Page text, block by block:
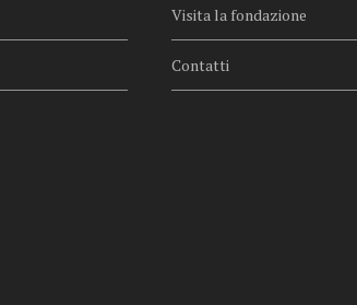
Visita la fondazione
Contatti